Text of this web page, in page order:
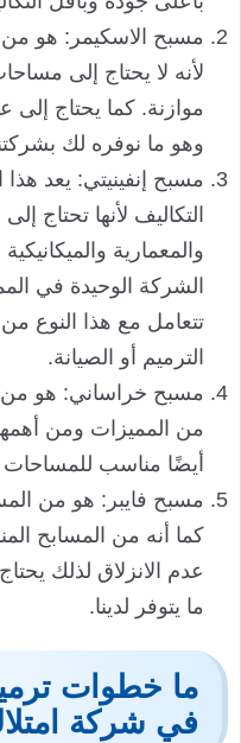
مسبح الاسكيمر: هو من
لأنه لا يحتاج إلى
موازنة. كما يحتاج
وهو ما نوفره لك
مسبح إنفينيتي: يعد
التكاليف لأنها تحتاج
والمعمارية والميكانيكية
الشركة الوحيدة في
تتعامل مع هذا النوع
الترميم أو الصيانة.
مسبح خراساني: هو من
من المميزات ومن
أيضًا مناسب للمساحات
مسبح فايبر: هو من
كما أنه من المسابح
عدم الانزلاق لذلك
ما يتوفر لدينا.
ما خطوات
في شركة